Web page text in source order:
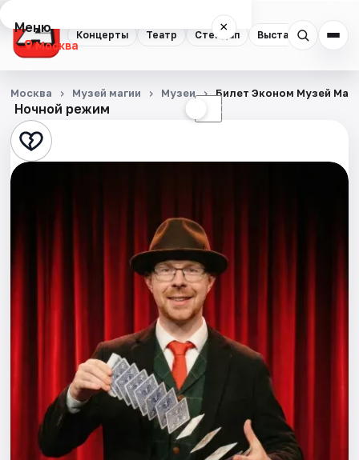
Концерты Театр Стендап Выставки
Меню ×
Москва
Концерты
Театр
Стендап
Города
Ночной режим ☾
Москва Музей магии Музеи Билет Эконом Музей